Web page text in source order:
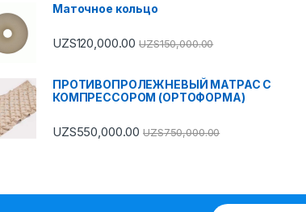
Маточное кольцо
UZS120,000.00 UZS150,000.00
ПРОТИВОПРОЛЕЖНЕВЫЙ МАТРАС С
КОМПРЕССОРОМ (ОРТОФОРМА)
UZS550,000.00 UZS750,000.00